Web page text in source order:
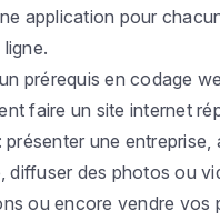
application pour
prérequis en codage
faire un site internet
une entreprise,
diffuser des photos ou
ou encore vendre vos